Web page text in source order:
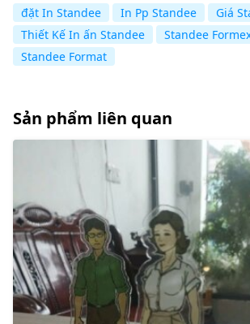
đặt In Standee
In Pp Standee
Giá
Thiết Kế In ấn Standee
Standee
Standee Format
Sản phẩm liên quan